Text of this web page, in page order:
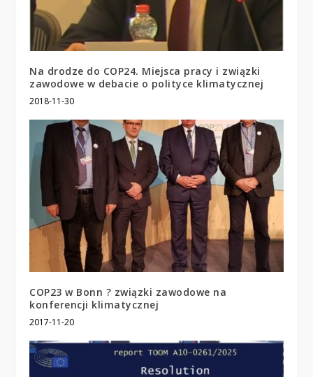
Na drodze do COP24. Miejsca pracy i związki
zawodowe w debacie o polityce klimatycznej
2018-11-30
COP23 w Bonn ? związki zawodowe na
konferencji klimatycznej
2017-11-20